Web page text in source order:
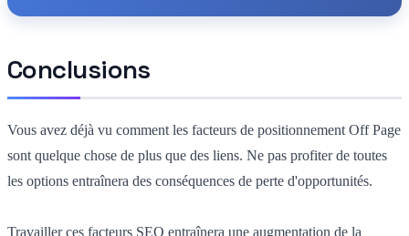
Conclusions
Vous avez déjà vu comment les facteurs de positionnement Off Page
sont quelque chose de plus que des liens. Ne pas profiter de toutes
les options entraînera des conséquences de perte d'opportunités.
Travailler ces facteurs SEO entraînera une augmentation de la